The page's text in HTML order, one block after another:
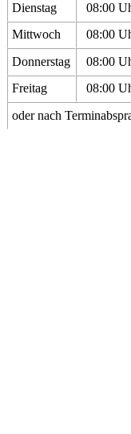
Dienstag
08:00
Mittwoch
08:00
Donnerstag
08:00
Freitag
08:00
oder nach